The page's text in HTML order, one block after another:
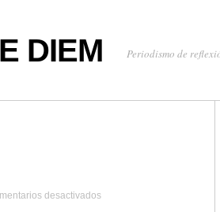
DIEM Periodismo de
desactivados